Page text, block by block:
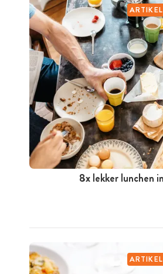
ARTIKEL
8x lekker lunchen
ARTIKEL